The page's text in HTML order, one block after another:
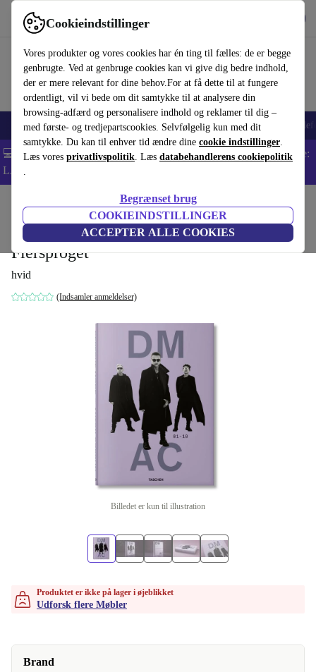
Cookieindstillinger
Vores produkter og vores cookies har én ting til fælles: de er begge
genbrugte. Ved at genbruge cookies kan vi give dig bedre indhold,
der er mere relevant for dine behov.For at få dette til at fungere
ordentligt, vil vi bede om dit samtykke til at analysere din
browsing-adfærd og personalisere indhold og reklamer til dig –
med første- og tredjepartscookies. Selvfølgelig kun med dit
samtykke. Du kan til enhver tid ændre dine cookie indstillinger.
Læs vores privatlivspolitik. Læs databehandlerens cookiepolitik
.
Begrænset brug
COOKIEINDSTILLINGER
ACCEPTER ALLE COOKIES
Brug refurbed hurtigt og nemt
Smartphones Bærbare Tablets Smartwatches Tilbehør
💻 Ekstra 5% rabat på alle MacBooks og bærbare computere - Kode:
LAPTOP5 -
Husholdning Møbler
Depeche Mode by Anton Corbijn
Flersproget
hvid
(Indsamler anmeldelser)
Billedet er kun til illustration
Produktet er ikke på lager i øjeblikket
Udforsk flere Møbler
Brand